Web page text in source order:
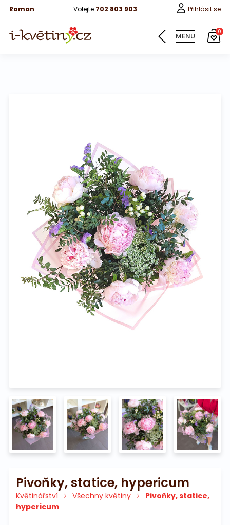
Roman Volejte 702 803 903 Přihlásit se
MENU 0
Bonboniery
Vína
Na pohřeb
Pivoňky, statice, hypericum
Květinářství Všechny květiny
Pivoňky, statice,
hypericum